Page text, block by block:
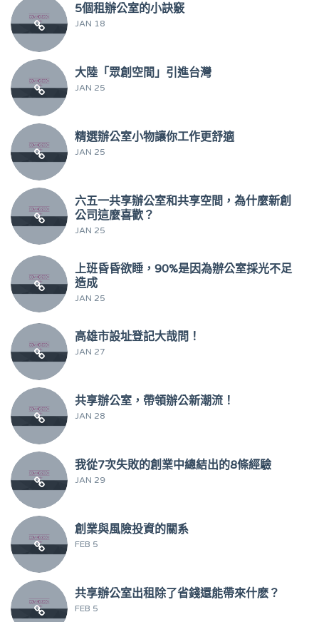
5個租辦公室的小訣竅
JAN 18
大陸「眾創空間」引進台灣
JAN 25
精選辦公室小物讓你工作更舒適
JAN 25
六五一共享辦公室和共享空間，為什麼新創
公司這麼喜歡？
JAN 25
上班昏昏欲睡，90%是因為辦公室採光不足
造成
JAN 25
高雄市設址登記大哉問！
JAN 27
共享辦公室，帶領辦公新潮流！
JAN 28
我從7次失敗的創業中總結出的8條經驗
JAN 29
創業與風險投資的關系
FEB 5
共享辦公室出租除了省錢還能帶來什麽？
FEB 5